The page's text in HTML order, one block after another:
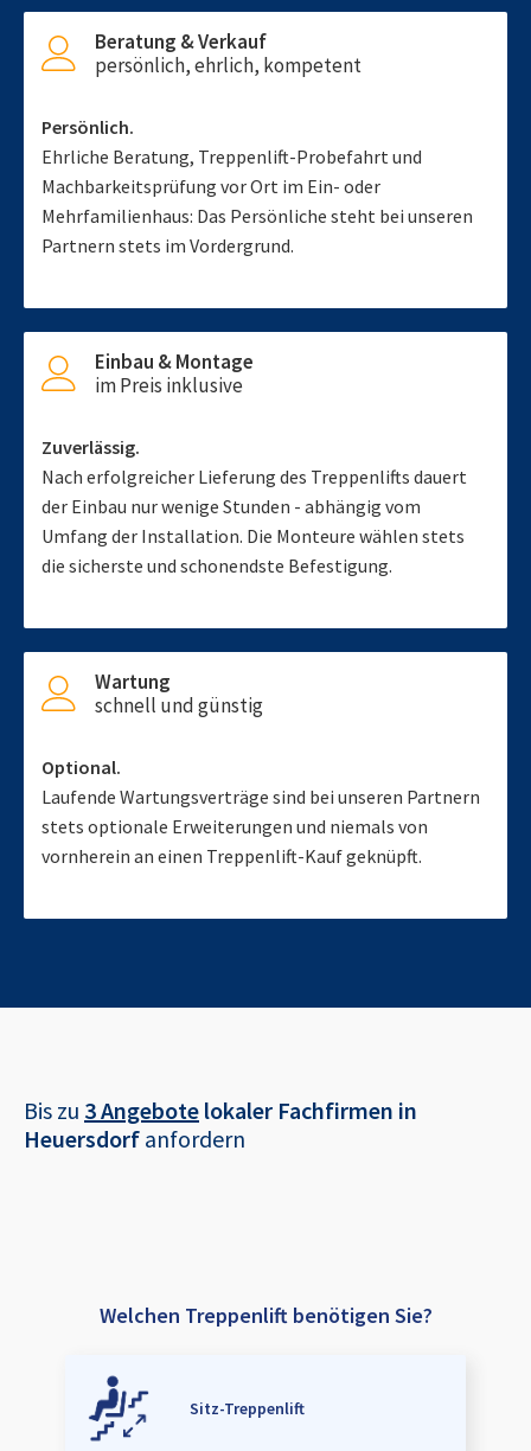
Beratung & Verkauf
persönlich, ehrlich, kompetent
Persönlich.
Ehrliche Beratung, Treppenlift-Probefahrt und
Machbarkeitsprüfung vor Ort im Ein- oder
Mehrfamilienhaus: Das Persönliche steht bei unseren
Partnern stets im Vordergrund.
Einbau & Montage
im Preis inklusive
Zuverlässig.
Nach erfolgreicher Lieferung des Treppenlifts dauert
der Einbau nur wenige Stunden - abhängig vom
Umfang der Installation. Die Monteure wählen stets
die sicherste und schonendste Befestigung.
Wartung
schnell und günstig
Optional.
Laufende Wartungsverträge sind bei unseren Partnern
stets optionale Erweiterungen und niemals von
vornherein an einen Treppenlift-Kauf geknüpft.
Bis zu 3 Angebote lokaler Fachfirmen in
Heuersdorf anfordern
Welchen Treppenlift benötigen Sie?
Sitz-Treppenlift